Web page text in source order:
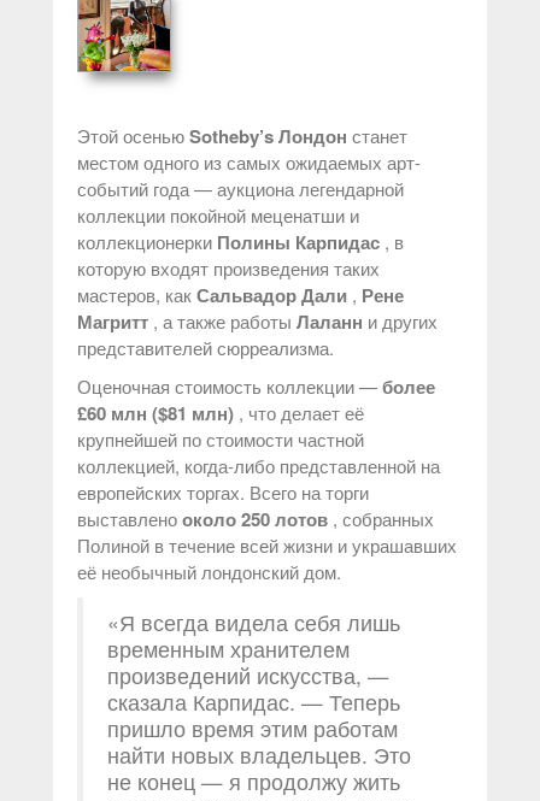
Этой осеньюSotheby’s Лондон станет
местом одного из самых ожидаемых арт-
событий года — аукциона легендарной
коллекции покойной меценатши и
коллекционерки Полины Карпидас , в
которую входят произведения таких
мастеров, какСальвадор Дали , Рене
Магритт , а также работы Лаланн и других
представителей сюрреализма.
Оценочная стоимость коллекции —более
£60 млн ($81 млн) , что делает её
крупнейшей по стоимости частной
коллекцией, когда-либо представленной на
европейских торгах. Всего на торги
выставленооколо 250 лотов , собранных
Полиной в течение всей жизни и украшавших
её необычный лондонский дом.
«Я всегда видела себя лишь
временным хранителем
произведений искусства, —
сказала Карпидас. — Теперь
пришло время этим работам
найти новых владельцев. Это
не конец — я продолжу жить